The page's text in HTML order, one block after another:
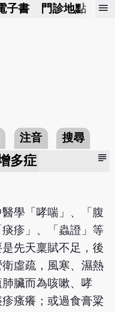
子書 門診地點 預
menu
注音 搜尋
subject
多症
學「哮喘」、「腹
疹」、「蟲證」等
先天稟賦不足，後
虛疏，風寒、濕熱
臟而為咳嗽、哮
瘙癢；或過食膏粱